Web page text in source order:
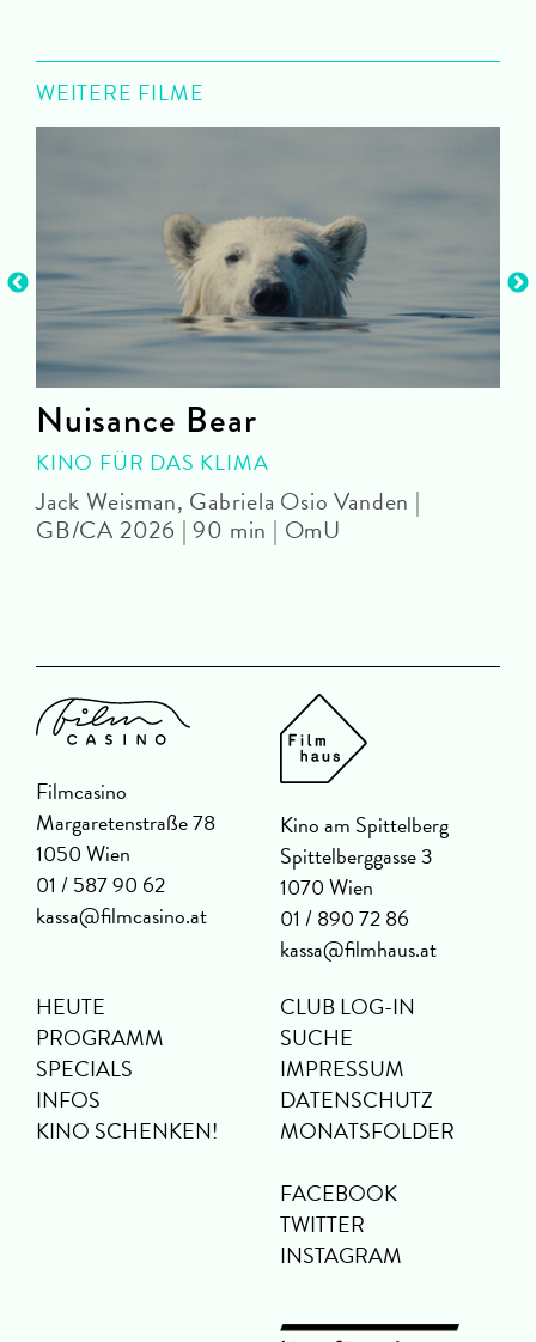
WEITERE FILME
Nuisance Bear
KINO FÜR DAS KLIMA
Jack Weisman, Gabriela Osio Vanden |
GB/CA 2026 | 90 min | OmU
Filmcasino
Margaretenstraße 78
1050 Wien
01 / 587 90 62
kassa@filmcasino.at
Kino am Spittelberg
Spittelberggasse 3
1070 Wien
01 / 890 72 86
kassa@filmhaus.at
HEUTE
PROGRAMM
SPECIALS
INFOS
KINO SCHENKEN!
CLUB LOG-IN
SUCHE
IMPRESSUM
DATENSCHUTZ
MONATSFOLDER
FACEBOOK
TWITTER
INSTAGRAM